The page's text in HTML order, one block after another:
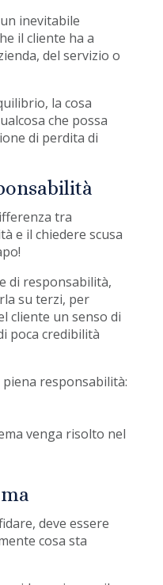
inevitabile
il cliente ha a
del servizio o
la cosa
che possa
di perdita di
tra
e il chiedere scusa
di responsabilità,
su terzi, per
cliente un senso di
poca credibilità
responsabilità:
venga risolto nel
deve essere
cosa sta